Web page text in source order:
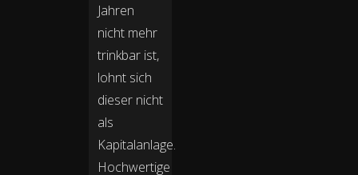
Jahren
nicht mehr
trinkbar ist,
lohnt sich
dieser nicht
als
Kapitalanlage.
Hochwertige